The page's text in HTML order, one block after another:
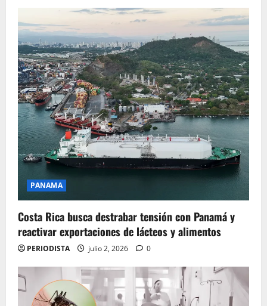
PANAMA
Costa Rica busca destrabar tensión con Panamá y
reactivar exportaciones de lácteos y alimentos
PERIODISTA julio 2, 2026 0